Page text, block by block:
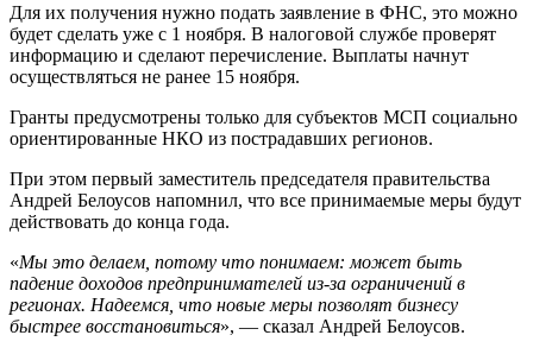
Для их получения нужно подать заявление в ФНС, это можно
будет сделать уже с 1 ноября. В налоговой службе проверят
информацию и сделают перечисление. Выплаты начнут
осуществляться не ранее 15 ноября.
Гранты предусмотрены только для субъектов МСП социально
ориентированные НКО из пострадавших регионов.
При этом первый заместитель председателя правительства
Андрей Белоусов напомнил, что все принимаемые меры будут
действовать до конца года.
«Мы это делаем, потому что понимаем: может быть
падение доходов предпринимателей из-за ограничений в
регионах. Надеемся, что новые меры позволят бизнесу
быстрее восстановиться», — сказал Андрей Белоусов.